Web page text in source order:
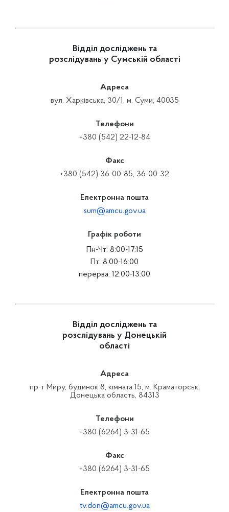
Відділ досліджень та
розслідувань у Сумській області
Адреса
вул. Харківська, 30/1, м. Суми, 40035
Телефони
+380 (542) 22-12-84
Факс
+380 (542) 36-00-85, 36-00-32
Електронна пошта
sum@amcu.gov.ua
Графік роботи
Пн-Чт: 8:00-17:15
Пт: 8:00-16:00
перерва: 12:00-13:00
Відділ досліджень та
розслідувань у Донецькій
області
Адреса
пр-т Миру, будинок 8, кімната 15, м. Краматорськ,
Донецька область, 84313
Телефони
+380 (6264) 3-31-65
Факс
+380 (6264) 3-31-65
Електронна пошта
tv.don@amcu.gov.ua